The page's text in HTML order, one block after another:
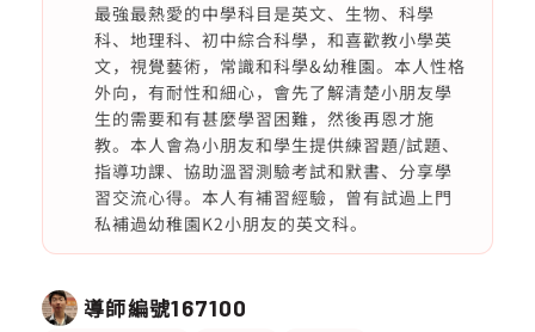
最強最熱愛的中學科目是英文、生物、科學
科、地理科、初中綜合科學，和喜歡教小學英
文，視覺藝術，常識和科學&幼稚園。本人性格
外向，有耐性和細心，會先了解清楚小朋友學
生的需要和有甚麼學習困難，然後再恩才施
教。本人會為小朋友和學生提供練習題/試題、
指導功課、協助溫習測驗考試和默書、分享學
習交流心得。本人有補習經驗，曾有試過上門
私補過幼稚園K2小朋友的英文科。
導師編號167100